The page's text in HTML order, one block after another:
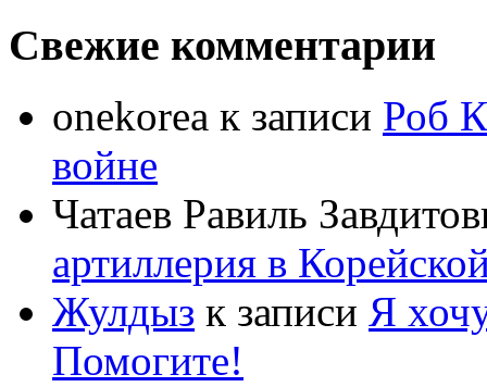
Свежие комментарии
onekorea к записи Роб
войне
Чатаев Равиль
артиллерия в
Жулдыз к записи Я
Помогите!